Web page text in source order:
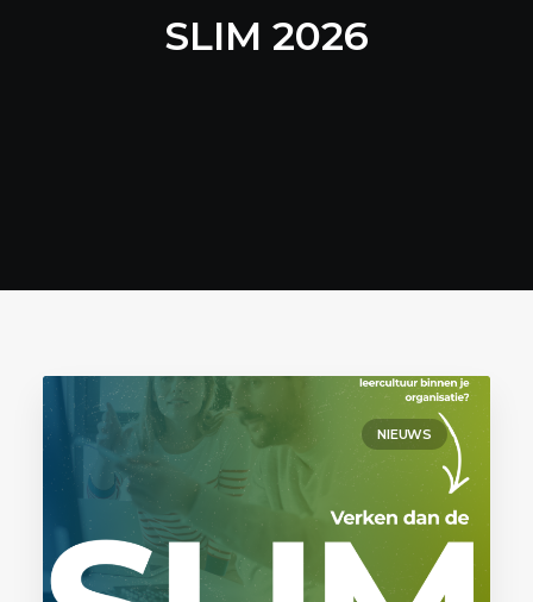
SLIM 2026
NIEUWS